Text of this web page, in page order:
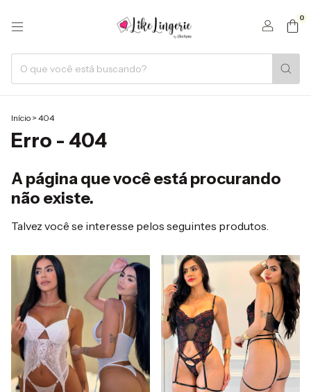
0
Início > 404
Erro - 404
A página que você está procurando
não existe.
Talvez você se interesse pelos seguintes produtos.